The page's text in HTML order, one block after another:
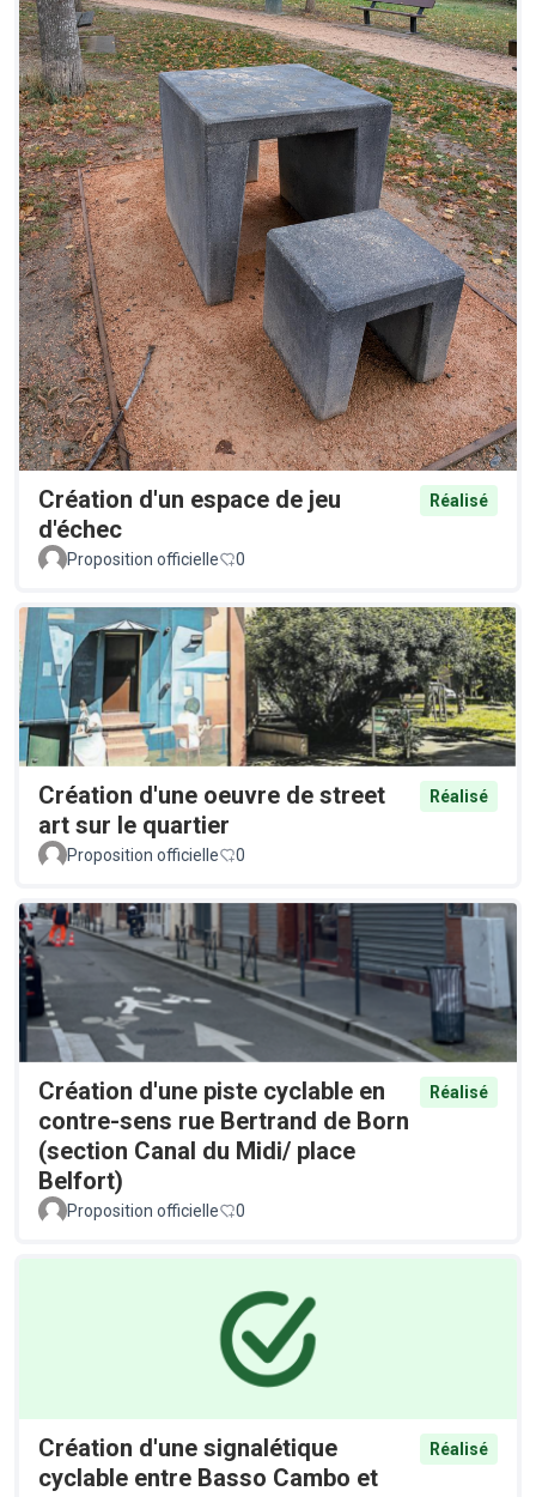
Création d'un espace de jeu
d'échec
Réalisé
Proposition officielle 0
Création d'une oeuvre de street
art sur le quartier
Réalisé
Proposition officielle 0
Création d'une piste cyclable en
contre-sens rue Bertrand de Born
(section Canal du Midi/ place
Belfort)
Réalisé
Proposition officielle 0
Création d'une signalétique
cyclable entre Basso Cambo et
Réalisé